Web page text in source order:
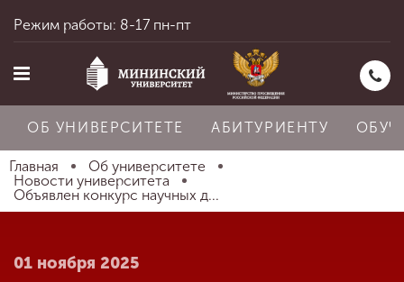
Главная
Режим работы: 8-17 пн-пт
ОБ УНИВЕРСИТЕТЕ АБИТУРИЕНТУ
Главная
Об университете
Новости университета
Объявлен конкурс научных д...
01 ноября 2025